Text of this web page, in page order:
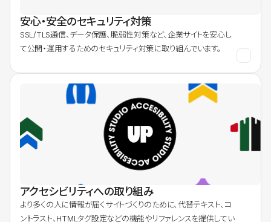
安心・安全のセキュリティ対策
SSL/TLS通信、データ保護、脆弱性対策など、企業サイトを安心し
て公開・運用するためのセキュリティ対策に取り組んでいます。
アクセシビリティへの取り組み
より多くの人に情報が届くサイトづくりのために、代替テキスト、コ
ントラスト、HTMLタグ設定などの機能やリファレンスを提供してい